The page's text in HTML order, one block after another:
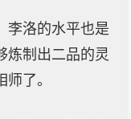
李洛的水平也是
炼制出二品的灵
了。